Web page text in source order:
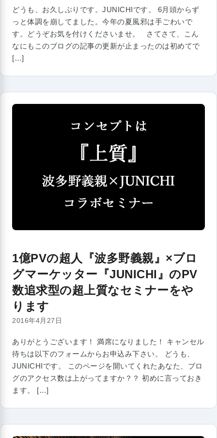
どうも、お久しぶりです。JUNICHIです。 6月頭からず
っと体調を崩してました。今年の夏風邪は手ごわいで
す。どうぞお気を付けくださいませ。 さてさて、こん
なにもこのブログの記事の更新が止まったのは初めてで
[…]
1億PVの超人『波多野義親』×ブロ
グマーケッター『JUNICHI』のPV
数追求型の超上質なセミナーをや
ります
2016年4月27日
ありがとうございます！ 満席になりました！ キャンセル
待ちは以下のフォームからお申込み下さい。 どうも、
JUNICHIです。 このページを開いてくれたあなた、ブロ
グのアクセス数は上がってますか？？ 初めに言っておき
ます。 […]